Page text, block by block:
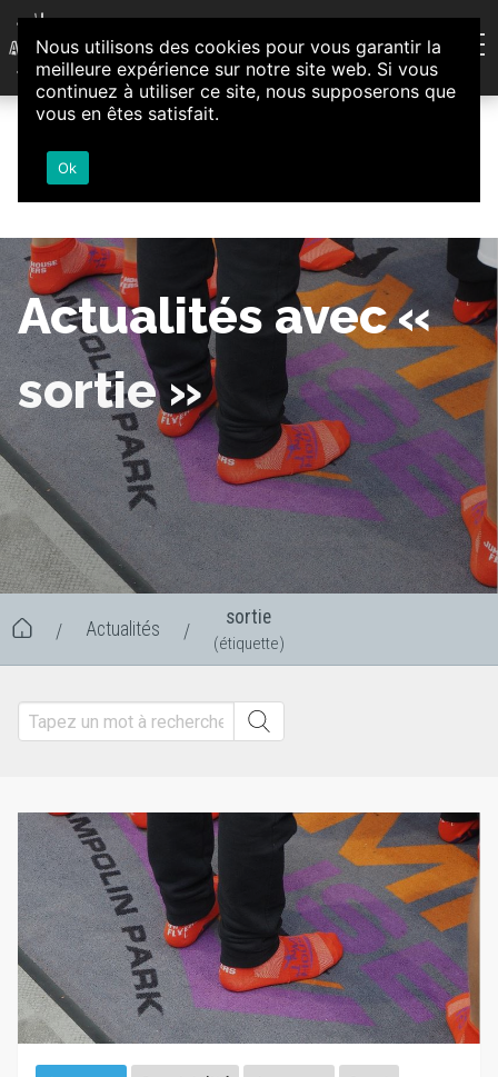
Aller au contenu
Association d'Animation et d'Initiatives Citoyennes
Loire-Authion
Actualités avec «
sortie »
/ Actualités /
sortie
(étiquette)
Nous utilisons des cookies pour vous garantir la
meilleure expérience sur notre site web. Si vous
continuez à utiliser ce site, nous supposerons que
vous en êtes satisfait.
Ok